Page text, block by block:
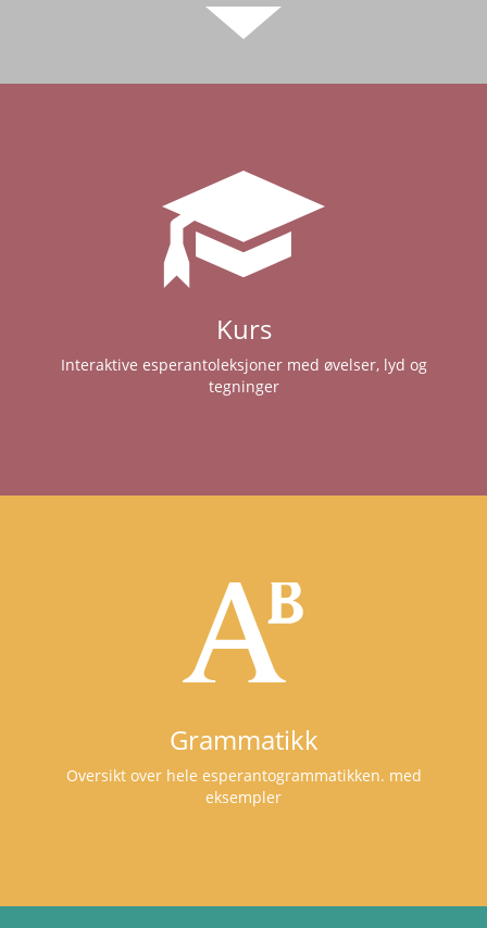
Kurs
Interaktive esperantoleksjoner med øvelser, lyd og
tegninger
Grammatikk
Oversikt over hele esperantogrammatikken. med
eksempler